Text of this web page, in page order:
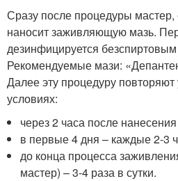
Сразу после процедуры
наносит заживляющую мазь.
дезинфицируется
Рекомендуемые мази:
Далее эту процедуру
условиях:
через 2 часа после
в первые 4 дня – каждые 2-3
до конца процесса
мастер) – 3-4 раза в сутки.